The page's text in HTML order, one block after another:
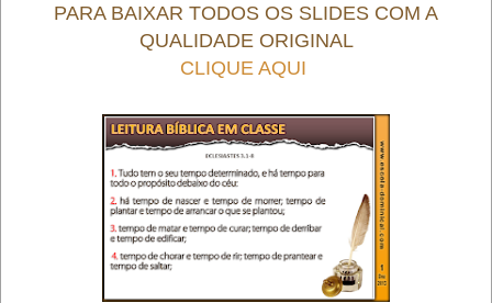
PARA BAIXAR TODOS OS SLIDES COM A
QUALIDADE ORIGINAL
CLIQUE AQUI